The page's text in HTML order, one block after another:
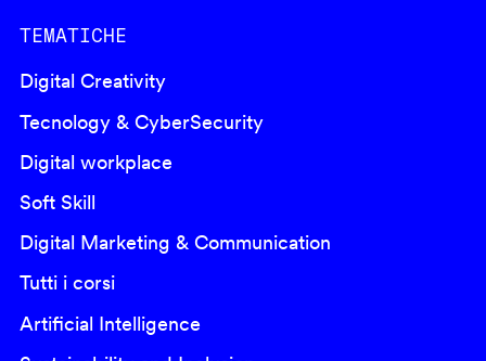
TEMATICHE
Digital Creativity
Tecnology & CyberSecurity
Digital workplace
Soft Skill
Digital Marketing & Communication
Tutti i corsi
Artificial Intelligence